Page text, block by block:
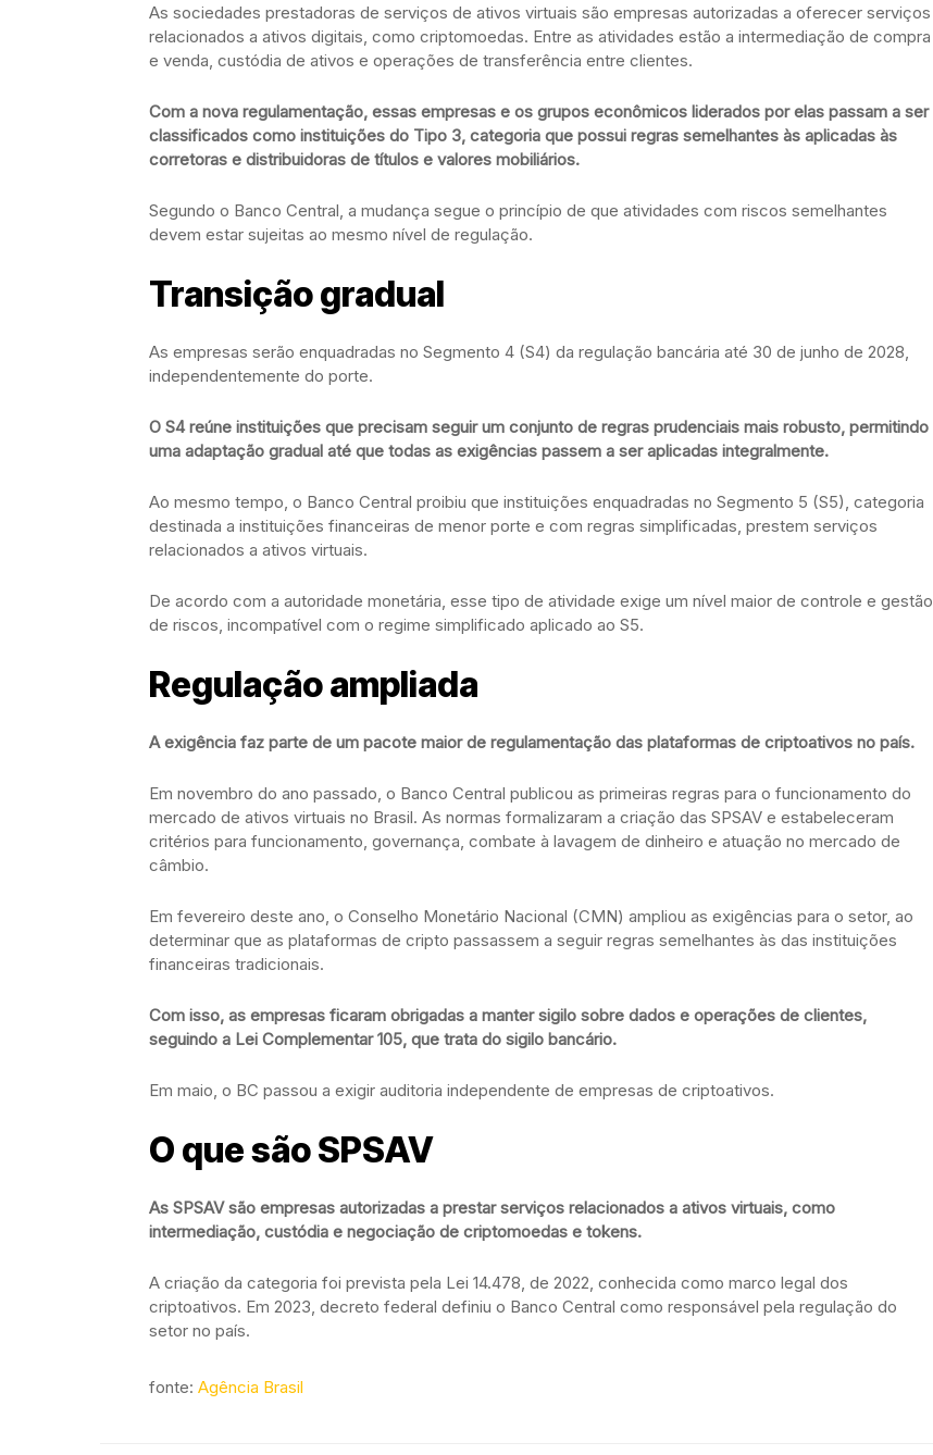
As sociedades prestadoras de serviços de ativos virtuais são empresas autorizadas a oferecer serviços
relacionados a ativos digitais, como criptomoedas. Entre as atividades estão a intermediação de compra
e venda, custódia de ativos e operações de transferência entre clientes.
Com a nova regulamentação, essas empresas e os grupos econômicos liderados por elas passam a ser
classificados como instituições do Tipo 3, categoria que possui regras semelhantes às aplicadas às
corretoras e distribuidoras de títulos e valores mobiliários.
Segundo o Banco Central, a mudança segue o princípio de que atividades com riscos semelhantes
devem estar sujeitas ao mesmo nível de regulação.
Transição gradual
As empresas serão enquadradas no Segmento 4 (S4) da regulação bancária até 30 de junho de 2028,
independentemente do porte.
O S4 reúne instituições que precisam seguir um conjunto de regras prudenciais mais robusto, permitindo
uma adaptação gradual até que todas as exigências passem a ser aplicadas integralmente.
Ao mesmo tempo, o Banco Central proibiu que instituições enquadradas no Segmento 5 (S5), categoria
destinada a instituições financeiras de menor porte e com regras simplificadas, prestem serviços
relacionados a ativos virtuais.
De acordo com a autoridade monetária, esse tipo de atividade exige um nível maior de controle e gestão
de riscos, incompatível com o regime simplificado aplicado ao S5.
Regulação ampliada
A exigência faz parte de um pacote maior de regulamentação das plataformas de criptoativos no país.
Em novembro do ano passado, o Banco Central publicou as primeiras regras para o funcionamento do
mercado de ativos virtuais no Brasil. As normas formalizaram a criação das SPSAV e estabeleceram
critérios para funcionamento, governança, combate à lavagem de dinheiro e atuação no mercado de
câmbio.
Em fevereiro deste ano, o Conselho Monetário Nacional (CMN) ampliou as exigências para o setor, ao
determinar que as plataformas de cripto passassem a seguir regras semelhantes às das instituições
financeiras tradicionais.
Com isso, as empresas ficaram obrigadas a manter sigilo sobre dados e operações de clientes,
seguindo a Lei Complementar 105, que trata do sigilo bancário.
Em maio, o BC passou a exigir auditoria independente de empresas de criptoativos.
O que são SPSAV
As SPSAV são empresas autorizadas a prestar serviços relacionados a ativos virtuais, como
intermediação, custódia e negociação de criptomoedas e tokens.
A criação da categoria foi prevista pela Lei 14.478, de 2022, conhecida como marco legal dos
criptoativos. Em 2023, decreto federal definiu o Banco Central como responsável pela regulação do
setor no país.
fonte: Agência Brasil